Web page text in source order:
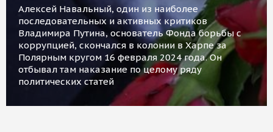
Алексей Навальный, один из наиболее
последовательных и активных критиков
Владимира Путина, основатель Фонда борьбы с
коррупцией, скончался в колонии в Харпе за
Полярным кругом 16 февраля 2024 года. Он
отбывал там наказание по целому ряду
политических статей